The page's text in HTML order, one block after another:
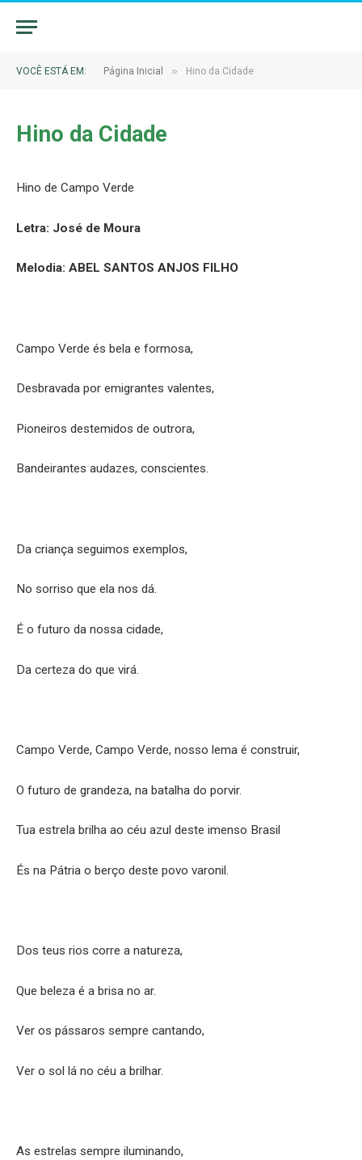
VOCÊ ESTÁ EM: Página Inicial » Hino da Cidade
Hino da Cidade
Hino de Campo Verde
Letra: José de Moura
Melodia: ABEL SANTOS ANJOS FILHO
Campo Verde és bela e formosa,
Desbravada por emigrantes valentes,
Pioneiros destemidos de outrora,
Bandeirantes audazes, conscientes.
Da criança seguimos exemplos,
No sorriso que ela nos dá.
É o futuro da nossa cidade,
Da certeza do que virá.
Campo Verde, Campo Verde, nosso lema é construir,
O futuro de grandeza, na batalha do porvir.
Tua estrela brilha ao céu azul deste imenso Brasil
És na Pátria o berço deste povo varonil.
Dos teus rios corre a natureza,
Que beleza é a brisa no ar.
Ver os pássaros sempre cantando,
Ver o sol lá no céu a brilhar.
As estrelas sempre iluminando,